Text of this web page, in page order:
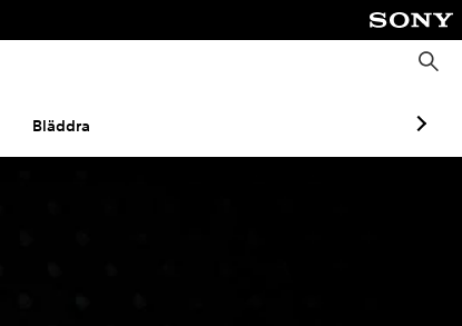
S
ö
Bläddra